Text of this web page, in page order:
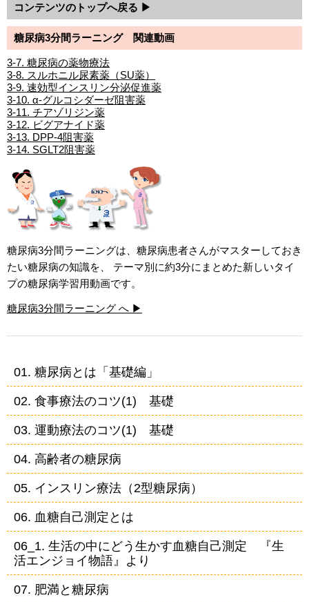
コンテンツのトップへ戻る ▶
糖尿病3分間ラーニング 関連動画
3-7. 糖尿病の薬物療法
3-8. スルホニル尿素薬（SU薬）
3-9. 速効型インスリン分泌促進薬
3-10. α-グルコシダーゼ阻害薬
3-11. チアゾリジン薬
3-12. ビグアナイド薬
3-13. DPP-4阻害薬
3-14. SGLT2阻害薬
糖尿病3分間ラーニングは、糖尿病患者さんがマスターしておき
たい糖尿病の知識を、 テーマ別に約3分にまとめた新しいタイ
プの糖尿病学習用動画です。
糖尿病3分間ラーニング へ ▶
01. 糖尿病とは「基礎編」
02. 食事療法のコツ(1) 基礎
03. 運動療法のコツ(1) 基礎
04. 高齢者の糖尿病
05. インスリン療法（2型糖尿病）
06. 血糖自己測定とは
06_1. 生活の中にどう生かす血糖自己測定 『生
活エンジョイ物語』より
07. 肥満と糖尿病